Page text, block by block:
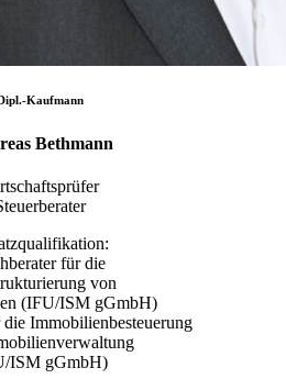
Kaufmann
Bethmann
für die
von
(IFU/ISM gGmbH)
Immobilienbesteuerung
ISM gGmbH)